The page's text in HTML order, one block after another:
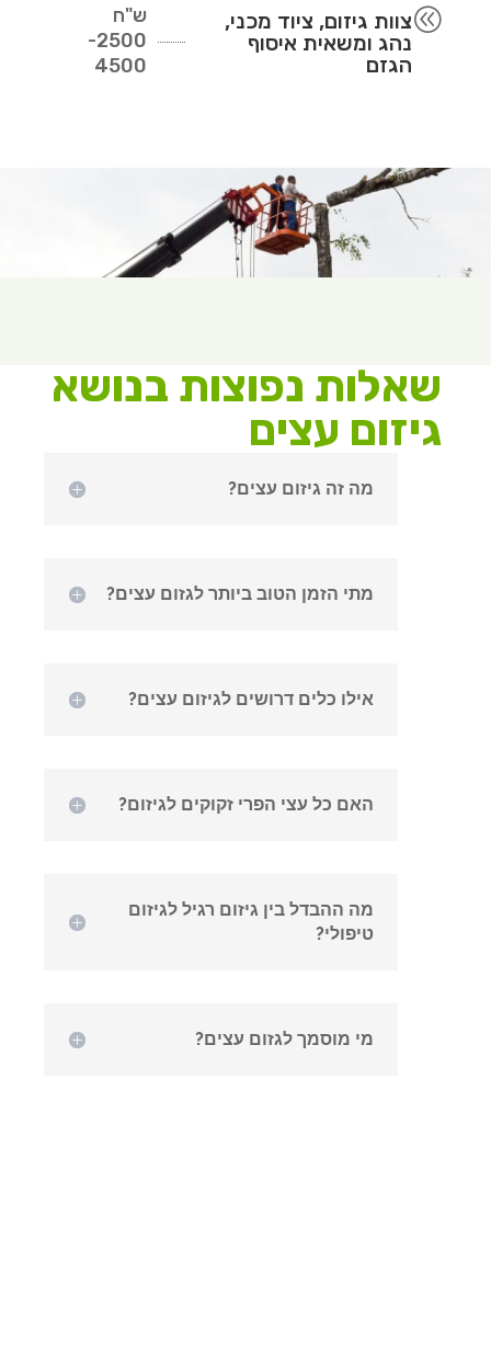
@צוות גיזום, ציוד מכני,
נהג ומשאית איסוף
הגזם
ש"ח
2500-
4500
שאלות נפוצות בנושא
גיזום עצים
מה זה גיזום עצים?
מתי הזמן הטוב ביותר לגזום עצים?
אילו כלים דרושים לגיזום עצים?
האם כל עצי הפרי זקוקים לגיזום?
מה ההבדל בין גיזום רגיל לגיזום
טיפולי?
מי מוסמך לגזום עצים?